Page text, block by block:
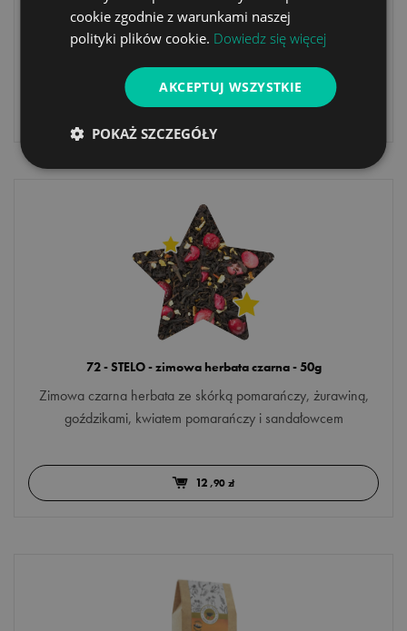
Herbata biała Pai Mu Tan z dodatkiem mango, trawy
cytrynowej, mięty oraz płatków róży.
9,90 zł
72 - STELO - zimowa herbata czarna - 50g
Zimowa czarna herbata ze skórką pomarańczy, żurawiną,
goździkami, kwiatem pomarańczy i sandałowcem
12,90 zł
cookie zgodnie z warunkami naszej
polityki plików cookie. Dowiedz się więcej
AKCEPTUJ WSZYSTKIE
POKAŻ SZCZEGÓŁY